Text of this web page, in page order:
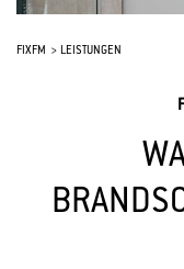
FIXFM LEISTUNGEN